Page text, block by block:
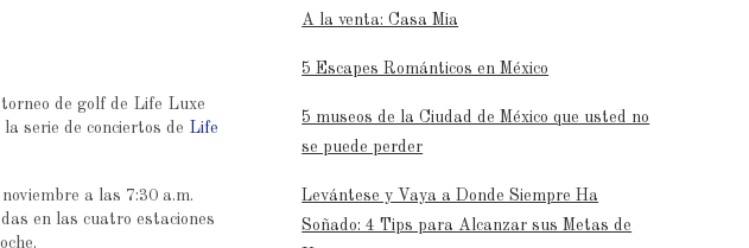
de golf de Life Luxe
serie de conciertos de
Life
a las 7:30 a.m.
en las cuatro estaciones
A la venta: Casa Mia
5 Escapes Románticos en México
5 museos de la Ciudad de México que usted no
se puede perder
Levántese y Vaya a Donde Siempre Ha
Soñado: 4 Tips para Alcanzar sus Metas de